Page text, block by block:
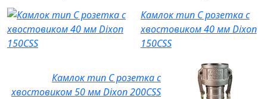
Камлок тип C розетка с
хвостовиком 40 мм Dixon
150CSS
Камлок тип C розетка с
хвостовиком 50 мм Dixon 200CSS